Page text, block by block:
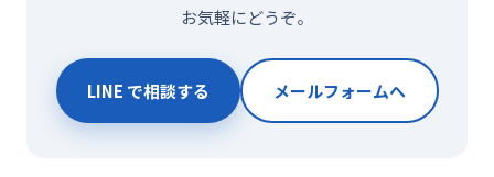
お気軽にどうぞ。
LINE で相談する メールフォームへ